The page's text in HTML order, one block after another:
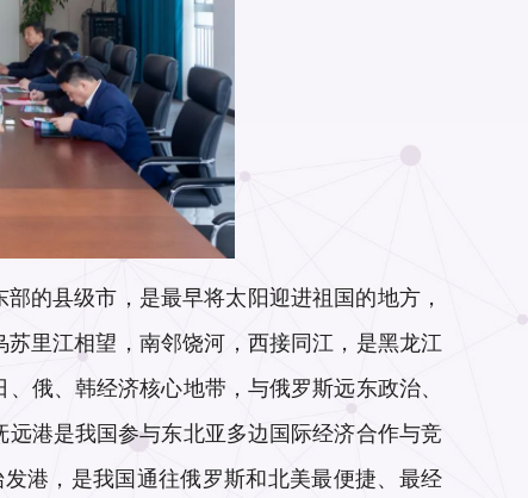
的县级市，是最早将太阳迎进祖国的地方，
里江相望，南邻饶河，西接同江，是黑龙江
俄、韩经济核心地带，与俄罗斯远东政治、
港是我国参与东北亚多边国际经济合作与竞
港，是我国通往俄罗斯和北美最便捷、最经